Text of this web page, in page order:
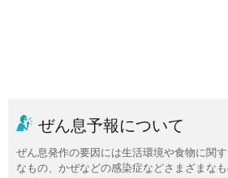
ぜん息予報について
ぜん息発作の要因には生活環境や食物に関
なもの、かぜなどの感染症などさまざまな